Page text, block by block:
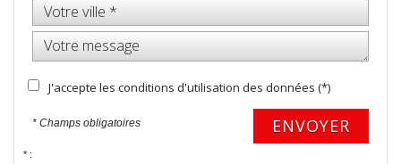
J'accepte les conditions d'utilisation des données (*)
* Champs obligatoires ENVOYER
* :